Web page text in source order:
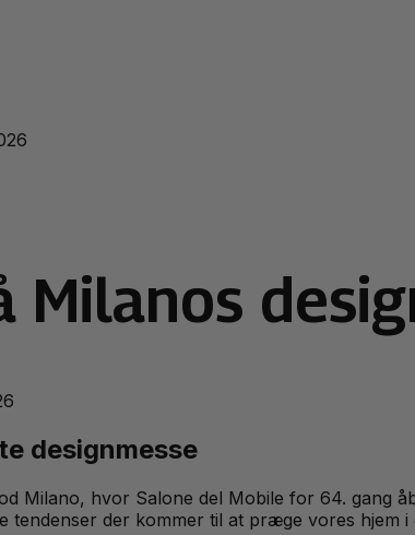
designmesse
Milano, hvor Salone del Mobile for 64. gang
der kommer til at præge vores hjem i